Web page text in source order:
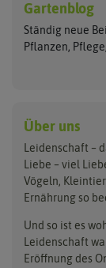
Exotische Samen
Gemüsesamen
Gründünger
Kräutersamen
Obstsamen
Pilzbrut
Rasensamen
Steckzwiebeln
Zimmer &
Kataloge
Schnäppchen
Arche Noah
ASB
Benary
BioBalu
Bionana
BIOWOL
Blumicorn
Gartenblog
Ständig neue
Pflanzen,
Über uns
Leidenschaft –
Liebe – viel
Vögeln,
Ernährung so
Und so ist es
Leidenschaft
Eröffnung des